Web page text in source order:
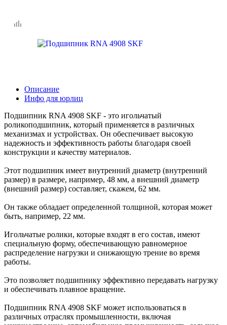
Описание
Инфо для юрлиц
Подшипник RNA 4908 SKF - это игольчатый
роликоподшипник, который применяется в различных
механизмах и устройствах. Он обеспечивает высокую
надежность и эффективность работы благодаря своей
конструкции и качеству материалов.
Этот подшипник имеет внутренний диаметр (внутренний
размер) в размере, например, 48 мм, а внешний диаметр
(внешний размер) составляет, скажем, 62 мм.
Он также обладает определенной толщиной, которая может
быть, например, 22 мм.
Игольчатые ролики, которые входят в его состав, имеют
специальную форму, обеспечивающую равномерное
распределение нагрузки и снижающую трение во время
работы.
Это позволяет подшипнику эффективно передавать нагрузку
и обеспечивать плавное вращение.
Подшипник RNA 4908 SKF может использоваться в
различных отраслях промышленности, включая